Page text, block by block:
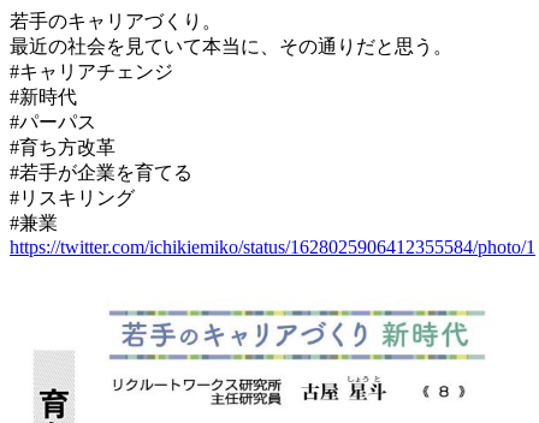
若手のキャリアづくり。
最近の社会を見ていて本当に、その通りだと思う。
#キャリアチェンジ
#新時代
#パーパス
#育ち方改革
#若手が企業を育てる
#リスキリング
#兼業
https://twitter.com/ichikiemiko/status/1628025906412355584/photo/1